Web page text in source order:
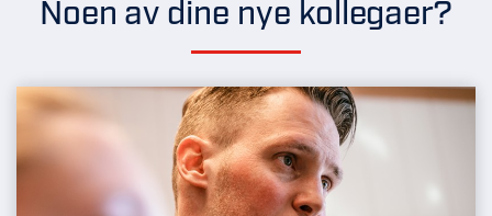
Noen av dine nye kollegaer?